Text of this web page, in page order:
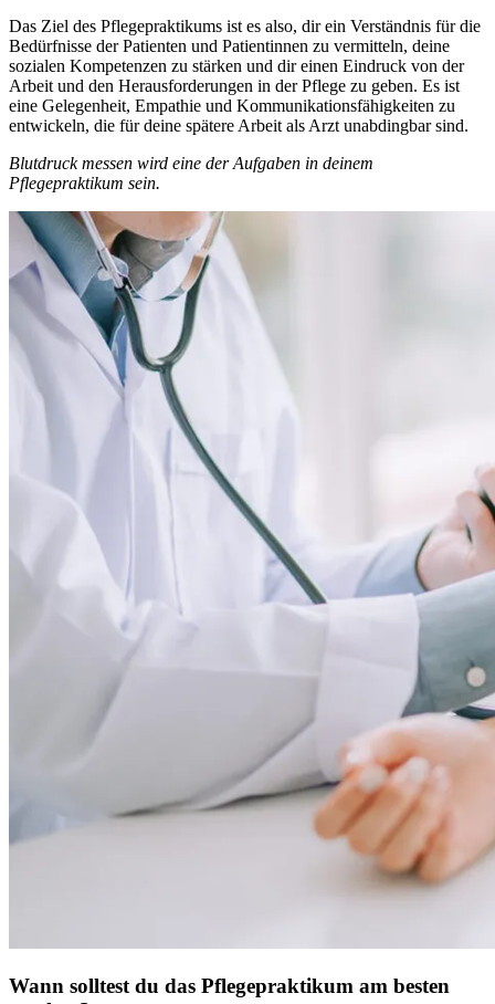
Das Ziel des Pflegepraktikums ist es also, dir ein Verständnis für die
Bedürfnisse der Patienten und Patientinnen zu vermitteln, deine
sozialen Kompetenzen zu stärken und dir einen Eindruck von der
Arbeit und den Herausforderungen in der Pflege zu geben. Es ist
eine Gelegenheit, Empathie und Kommunikationsfähigkeiten zu
entwickeln, die für deine spätere Arbeit als Arzt unabdingbar sind.
Blutdruck messen wird eine der Aufgaben in deinem
Pflegepraktikum sein.
Wann solltest du das Pflegepraktikum am besten